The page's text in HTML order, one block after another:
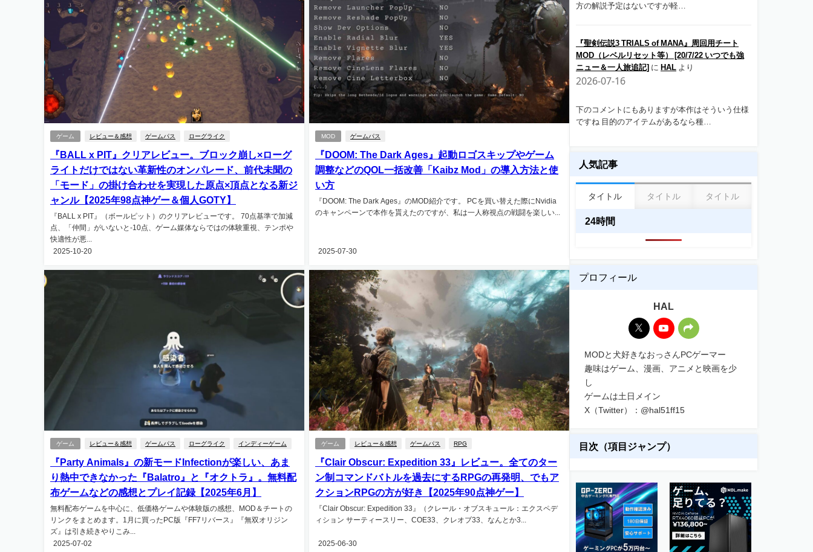
ゲーム レビュー＆感想 ゲームパス ローグライク
『BALL x PIT』クリアレビュー。ブロック崩し×ローグ
ライトだけではない革新性のオンパレード、前代未聞の
「モード」の掛け合わせを実現した原点×頂点となる新ジ
ャンル【2025年98点神ゲー＆個人GOTY】
『BALL x PIT』（ボールピット）のクリアレビューです。 70点基準で加減
点、「仲間」がいないと-10点、ゲーム媒体ならではの体験重視、テンポや
快適性が悪...
2025-10-20
MOD ゲームパス
『DOOM: The Dark Ages』起動ロゴスキップやゲーム
調整などのQOL一括改善「Kaibz Mod」の導入方法と使
い方
『DOOM: The Dark Ages』のMOD紹介です。 PCを買い替えた際にNvidia
のキャンペーンで本作を貰えたのですが、私は一人称視点の戦闘を楽しい...
2025-07-30
ゲーム レビュー＆感想 ゲームパス ローグライク インディーゲーム
『Party Animals』の新モードInfectionが楽しい、あま
り熱中できなかった『Balatro』と『オクトラ』。無料配
布ゲームなどの感想とプレイ記録【2025年6月】
無料配布ゲームを中心に、低価格ゲームや体験版の感想、MOD＆チートの
リンクをまとめます。1月に買ったPC版『FF7リバース』『無双オリジン
ズ』は引き続きやりこみ...
2025-07-02
ゲーム レビュー＆感想 ゲームパス RPG
『Clair Obscur: Expedition 33』レビュー。全てのター
ン制コマンドバトルを過去にするRPGの再発明、でもア
クションRPGの方が好き【2025年90点神ゲー】
『Clair Obscur: Expedition 33』（クレール・オブスキュール：エクスペデ
ィション サーティースリー、COE33、クレオブ33、なんとか3...
2025-06-30
方の解説予定はないですが軽…
『聖剣伝説3 TRIALS of MANA』周回用チート
MOD（レベルリセット等） [20/7/22 いつでも強
ニュー＆一人旅追記] に HAL より
2026-07-16
下のコメントにもありますが本作はそういう仕様
ですね 目的のアイテムがあるなら種…
人気記事
タイトル タイトル タイトル
24時間
プロフィール
HAL
MODと犬好きなおっさんPCゲーマー
趣味はゲーム、漫画、アニメと映画を少
し
ゲームは土日メイン
X（Twitter）：@hal51ff15
目次（項目ジャンプ）